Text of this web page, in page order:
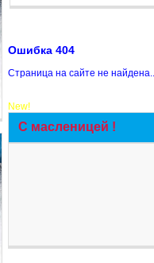
Ошибка 404
Страница на сайте не
New!
С масленицей !